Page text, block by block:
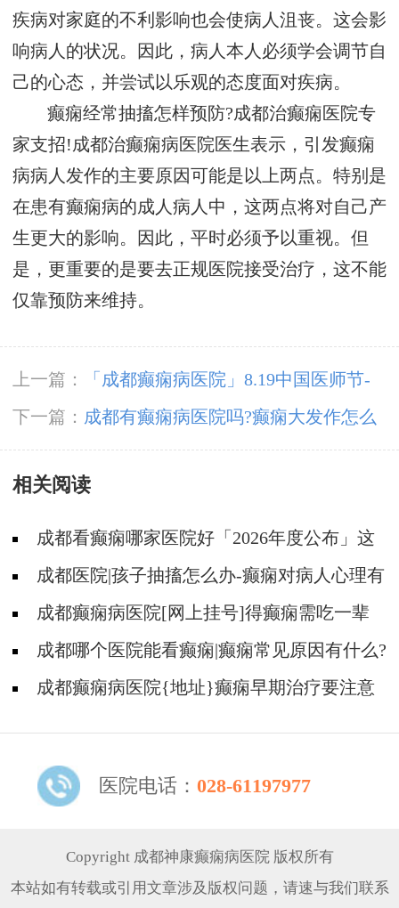
疾病对家庭的不利影响也会使病人沮丧。这会影
响病人的状况。因此，病人本人必须学会调节自
己的心态，并尝试以乐观的态度面对疾病。
癫痫经常抽搐怎样预防?成都治癫痫医院专
家支招!成都治癫痫病医院医生表示，引发癫痫
病病人发作的主要原因可能是以上两点。特别是
在患有癫痫病的成人病人中，这两点将对自己产
生更大的影响。因此，平时必须予以重视。但
是，更重要的是要去正规医院接受治疗，这不能
仅靠预防来维持。
上一篇：
「成都癫痫病医院」8.19中国医师节-
百年华诞同筑梦·医者担当践初心，致敬最美医
者
下一篇： 成都有癫痫病医院吗?癫痫大发作怎么
急救
相关阅读
成都看癫痫哪家医院好「2026年度公布」这
些遗传病可能伴有癫痫发生
成都医院|孩子抽搐怎么办-癫痫对病人心理有
影响吗?
成都癫痫病医院[网上挂号]得癫痫需吃一辈
子药吗?
成都哪个医院能看癫痫|癫痫常见原因有什么?
成都癫痫病医院{地址}癫痫早期治疗要注意
医院电话： 028-61197977
Copyright 成都神康癫痫病医院 版权所有
本站如有转载或引用文章涉及版权问题，请速与我们联系